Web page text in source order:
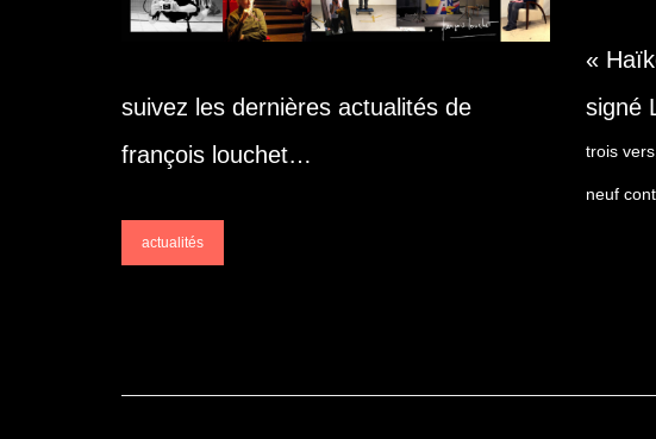
suivez les dernières actualités de
françois louchet…
actualités
«
signé
trois
neuf